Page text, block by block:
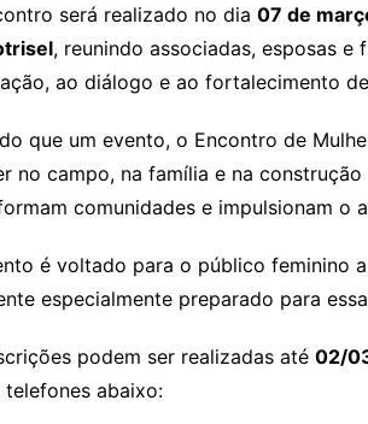
será realizado no dia 07 de
, reunindo associadas, esposas
ao diálogo e ao fortalecimento
que um evento, o Encontro de
no campo, na família e na
comunidades e impulsionam o
é voltado para o público feminino
especialmente preparado para
podem ser realizadas até 02/
telefones abaixo: